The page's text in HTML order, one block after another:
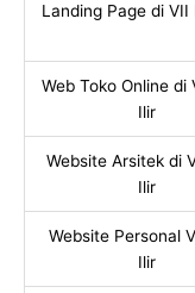
Landing Page di VII
Web Toko Online di
Ilir
Website Arsitek di
Ilir
Website Personal
Ilir